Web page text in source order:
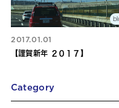
2017.01.01
【謹賀新年 ２０１７】
Category